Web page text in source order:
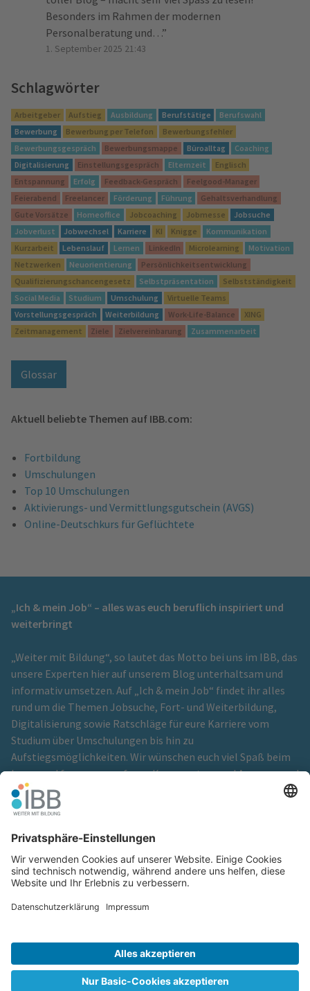
Besonders im Rahmen der modernen
Personalberatung und… ”
1. September 2025 21:43
Schlagwörter
Arbeitgeber Aufstieg Ausbildung Berufstätige
Berufswahl
Bewerbung
Bewerbung per Telefon
Bewerbungsfehler
Bewerbungsgespräch
Bewerbungsmappe Büroalltag
Coaching
Digitalisierung
Einstellungsgespräch Elternzeit
Englisch
Entspannung
Erfolg Feedback-Gespräch
Feelgood-Manager
Feierabend
Freelancer Förderung Führung
Gehaltsverhandlung
Gute Vorsätze
Homeoffice Jobcoaching Jobmesse
Jobsuche
Jobverlust
Jobwechsel Karriere KI Knigge
Kommunikation
Kurzarbeit
Lebenslauf Lernen LinkedIn Microlearning
Motivation
Netzwerken
Neuorientierung
Persönlichkeitsentwicklung
Qualifizierungschancengesetz
Selbstpräsentation
Selbstständigkeit
Social Media
Studium Umschulung
Virtuelle Teams
Vorstellungsgespräch
Weiterbildung Work-Life-Balance
XING
Zeitmanagement
Ziele Zielvereinbarung Zusammenarbeit
Glossar
Aktuell beliebte Themen auf IBB.com:
Fortbildung
Umschulungen
Top 10 Umschulungen
Aktivierungs- und Vermittlungsgutschein (AVGS)
Online-Deutschkurs für Geflüchtete
„Ich & mein Job“ – alles was euch beruflich inspiriert und
weiterbringt
„Weiter mit Bildung“, so lautet das Motto bei uns im IBB, das
unsere Experten hier auf unserem Blog unterhaltsam und
informativ umsetzen. Auf „Ich & mein Job“ findet ihr alles
rund um die Themen Jobsuche, Fort- und Weiterbildung,
Digitalisierung sowie Ratschläge für eure Karriere vom
Studium über Umschulungen bis hin zu
Aufstiegsmöglichkeiten. Wir wünschen euch viel Spaß beim
Lesen und freuen uns auf eure Kommentare und Anregungen!
Ein Blog der
Cookie-Einstellungen
Glossar
Hinweisgeberschutz
Impressum
Netiquette